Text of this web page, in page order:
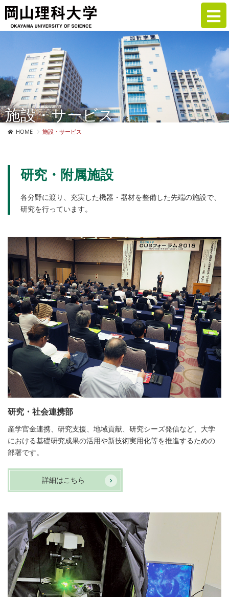
施設・サービス
HOME 施設・サービス
研究・附属施設
各分野に渡り、充実した機器・器材を整備した先端の施設で、
研究を行っています。
研究・社会連携部
産学官金連携、研究支援、地域貢献、研究シーズ発信など、大学
における基礎研究成果の活用や新技術実用化等を推進するための
部署です。
詳細はこちら